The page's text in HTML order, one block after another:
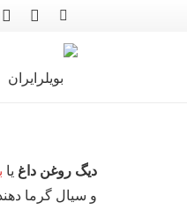
دیگ روغن داغ یا
و سیال گرما